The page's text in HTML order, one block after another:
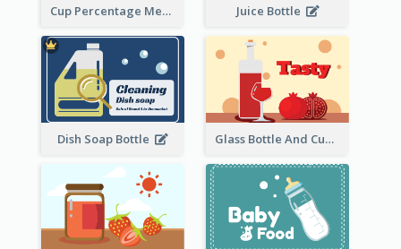
Cup Percentage Measurement Juice Bottle
Dish Soap Bottle Glass Bottle And Cup Measurement